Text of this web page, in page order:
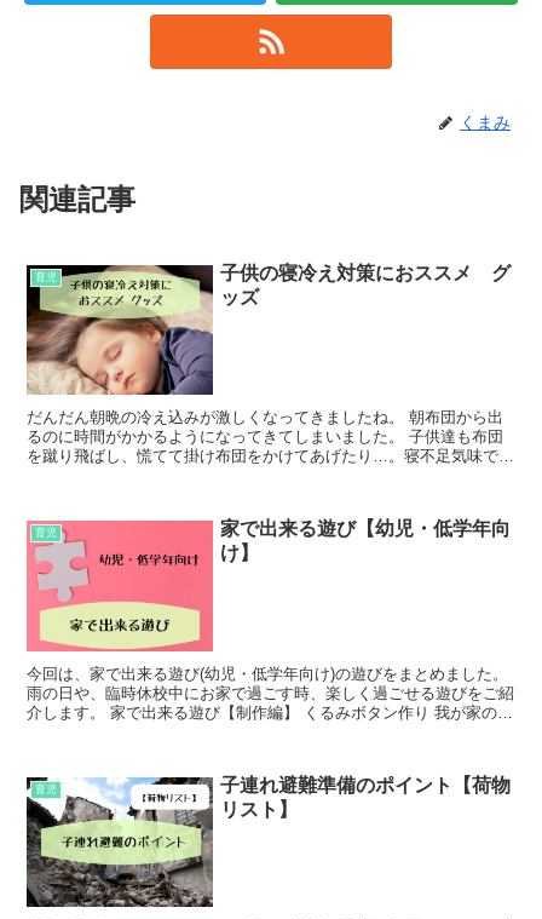
くまみ
関連記事
育児
子供の寝冷え対策におススメ グ
ッズ
だんだん朝晩の冷え込みが激しくなってきましたね。 朝布団から出
るのに時間がかかるようになってきてしまいました。 子供達も布団
を蹴り飛ばし、慌てて掛け布団をかけてあげたり…。寝不足気味で
育児
家で出来る遊び【幼児・低学年向
け】
今回は、家で出来る遊び(幼児・低学年向け)の遊びをまとめました。
雨の日や、臨時休校中にお家で過ごす時、楽しく過ごせる遊びをご紹
介します。 家で出来る遊び【制作編】 くるみボタン作り 我が家のく
育児
子連れ避難準備のポイント【荷物
リスト】